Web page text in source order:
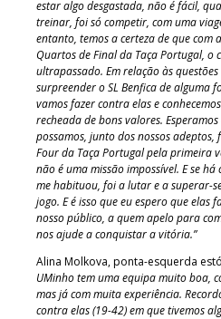
estar algo desgastada, não é fácil,
treinar, foi só competir, com uma
entanto, temos a certeza de que com
Quartos de Final da Taça Portugal, o
ultrapassado. Em relação às
surpreender o SL Benfica de alguma
vamos fazer contra elas e
recheada de bons valores.
possamos, junto dos nossos
Four da Taça Portugalpela primeira
não é uma missão impossível. E se
me habituou, foi a lutar e a superar-
jogo. E é isso que eu espero que elas
nosso público, a quem apelo para
nos ajude a conquistar a vitória.”
Alina Molkova, ponta-esquerda
UMinho tem uma equipa muito boa,
mas já com muita experiência.
contra elas (19-42) em que tivemos